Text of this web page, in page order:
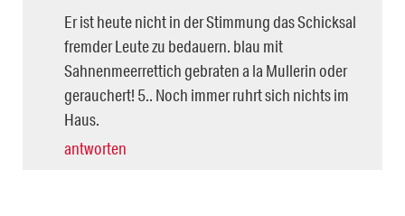
Er ist heute nicht in der Stimmung das Schicksal
fremder Leute zu bedauern. blau mit
Sahnenmeerrettich gebraten a la Mullerin oder
gerauchert! 5.. Noch immer ruhrt sich nichts im
Haus.
antworten